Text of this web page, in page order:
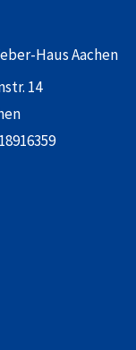
Haus Aachen
14